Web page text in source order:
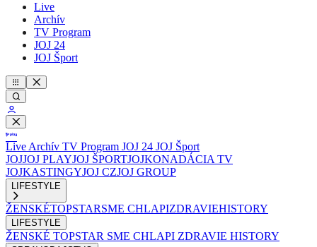
Live
Archív
TV Program
JOJ 24
JOJ Šport
Live Archív TV Program JOJ 24 JOJ Šport
JOJJOJ PLAYJOJ ŠPORTJOJKONADÁCIA TV
JOJKASTINGYJOJ CZJOJ GROUP
LIFESTYLE
ŽENSKÉTOPSTARSME CHLAPIZDRAVIEHISTORY
LIFESTYLE
ŽENSKÉ TOPSTAR SME CHLAPI ZDRAVIE HISTORY